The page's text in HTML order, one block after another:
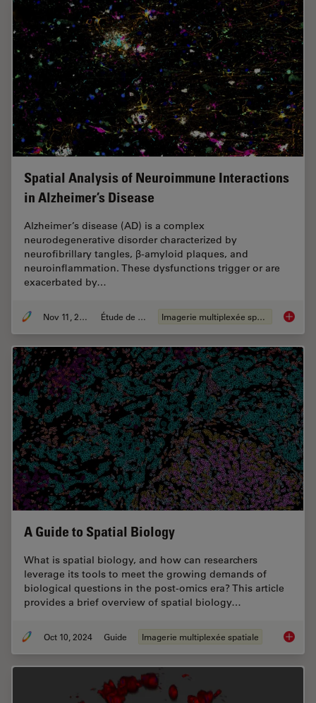
Spatial Analysis of Neuroimmune Interactions
in Alzheimer’s Disease
Alzheimer’s disease (AD) is a complex
neurodegenerative disorder characterized by
neurofibrillary tangles, β-amyloid plaques, and
neuroinflammation. These dysfunctions trigger or are
exacerbated by…
Nov 11, 2024 Étude de cas Imagerie multiplexée spatiale Spatial
A Guide to Spatial Biology
What is spatial biology, and how can researchers
leverage its tools to meet the growing demands of
biological questions in the post-omics era? This article
provides a brief overview of spatial biology…
Oct 10, 2024 Guide Imagerie multiplexée spatiale A